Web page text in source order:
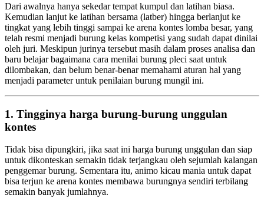
Dari awalnya hanya sekedar tempat kumpul dan latihan biasa.
Kemudian lanjut ke latihan bersama (latber) hingga berlanjut ke
tingkat yang lebih tinggi sampai ke arena kontes lomba besar, yang
telah resmi menjadi burung kelas kompetisi yang sudah dapat dinilai
oleh juri. Meskipun jurinya tersebut masih dalam proses analisa dan
baru belajar bagaimana cara menilai burung pleci saat untuk
dilombakan, dan belum benar-benar memahami aturan hal yang
menjadi parameter untuk penilaian burung mungil ini.
1. Tingginya harga burung-burung unggulan
kontes
Tidak bisa dipungkiri, jika saat ini harga burung unggulan dan siap
untuk dikonteskan semakin tidak terjangkau oleh sejumlah kalangan
penggemar burung. Sementara itu, animo kicau mania untuk dapat
bisa terjun ke arena kontes membawa burungnya sendiri terbilang
semakin banyak jumlahnya.